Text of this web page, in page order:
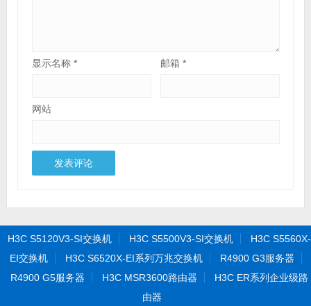
显示名称 * 邮箱*
网站
H3C S5120V3-SI交换机 H3C S5500V3-SI交换机
H3C S5560X-
EI交换机
H3C S6520X-EI系列万兆交换机
R4900 G3服务器
R4900 G5服务器
H3C MSR3600路由器
H3C ER系列企业级路
由器